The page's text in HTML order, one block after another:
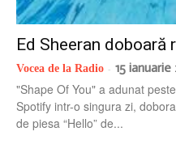
Ed Sheeran
Vocea de la Radio - 15 ianuarie
"Shape Of You" a adunat
Spotify intr-o singura zi,
de piesa “Hello” de...